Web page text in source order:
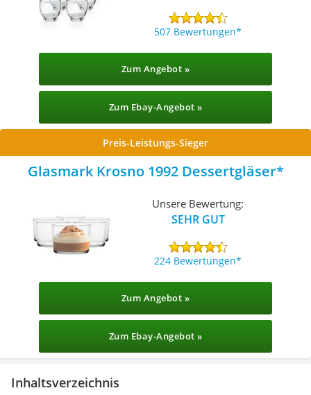
507 Bewertungen
Zum Angebot »
Zum Ebay-Angebot »
Preis-Leistungs-Sieger
Glasmark Krosno 1992 Dessertgläser
Unsere Bewertung:
SEHR GUT
224 Bewertungen
Zum Angebot »
Zum Ebay-Angebot »
Inhaltsverzeichnis